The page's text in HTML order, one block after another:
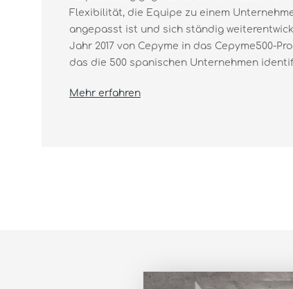
Flexibilität, die Equipe zu einem
angepasst ist und sich ständig
Jahr 2017 von Cepyme in das Cepyme500-
das die 500 spanischen Unternehmen
Mehr erfahren